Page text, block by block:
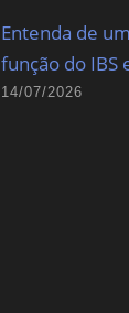
Entenda de
função do IBS
14/07/2026